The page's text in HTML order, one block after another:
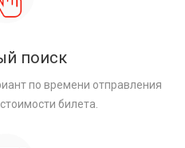
поиск
по времени отправления
билета.